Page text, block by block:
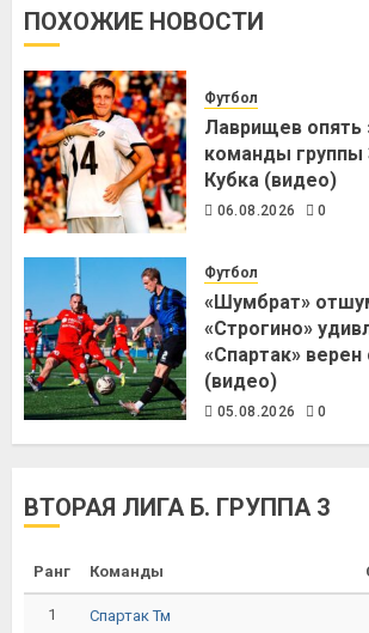
ПОХОЖИЕ НОВОСТИ
Футбол
Лаврищев опять
команды группы
Кубка (видео)
06.08.2026 0
Футбол
«Шумбрат»
«Строгино»
«Спартак» верен
(видео)
05.08.2026 0
ВТОРАЯ ЛИГА Б. ГРУППА 3
Ранг Команды
1 Спартак Тм